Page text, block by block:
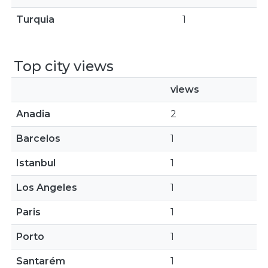
Turquia 1
Top city views
views
Anadia 2
Barcelos 1
Istanbul 1
Los Angeles 1
Paris 1
Porto 1
Santarém 1